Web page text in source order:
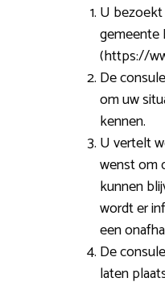
U
gemeente
(https://
De
om uw
kennen.
U vertelt
wenst om
kunnen
wordt er
een
De
laten